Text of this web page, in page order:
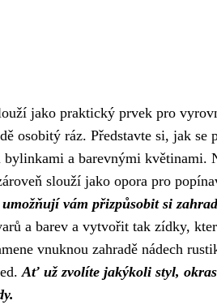
jako praktický prvek pro
osobitý ráz. Představte si, jak se
a barevnými květinami.
slouží jako opora pro
vám přizpůsobit si
a barev a vytvořit tak zídky,
vnuknou zahradě nádech
Ať už zvolíte jakýkoli styl,